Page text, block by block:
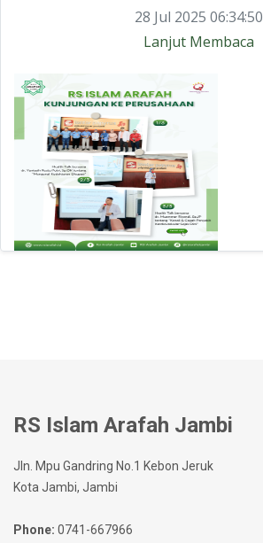
28 Jul 2025 06:34:50
Lanjut Membaca
RS Islam Arafah Jambi
Jln. Mpu Gandring No.1 Kebon Jeruk
Kota Jambi, Jambi
Phone: 0741-667966